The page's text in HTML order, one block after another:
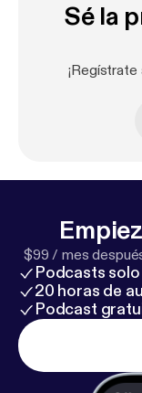
Sé la
$99 / mes
Podcasts
20 horas de
Podcast